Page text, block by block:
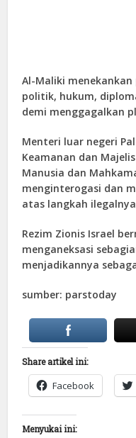
Al-Maliki
politik, hukum,
demi menggagalkan
Menteri luar negeri
Keamanan dan
Manusia dan
menginterogasi dan
atas langkah
Rezim Zionis Israel
menganeksasi
menjadikannya
sumber: parstoday
Share artikel ini:
Facebook
Menyukai ini: